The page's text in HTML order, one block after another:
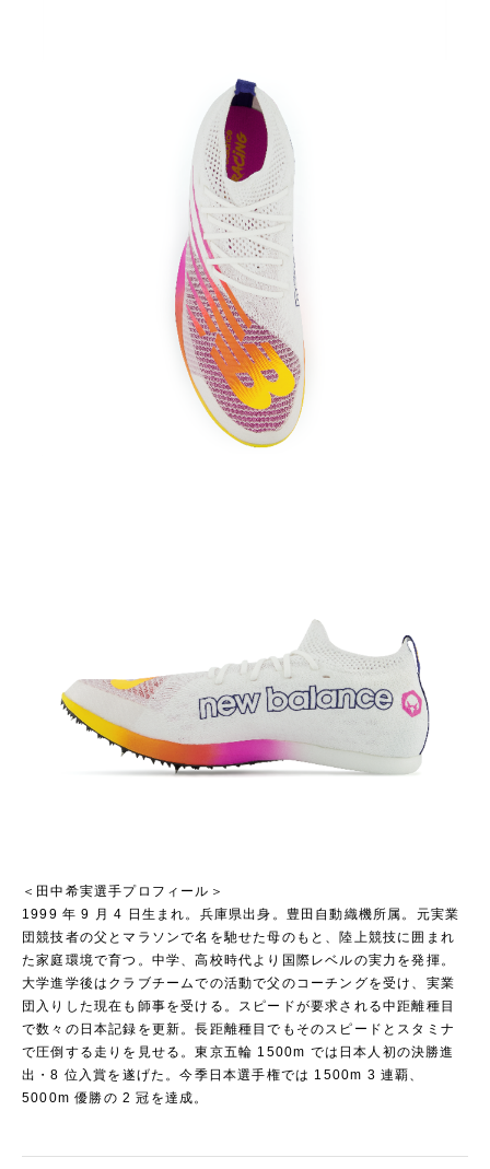
＜田中希実選手プロフィール＞
1999 年 9 月 4 日生まれ。兵庫県出身。豊田自動織機所属。元実業
団競技者の父とマラソンで名を馳せた母のもと、陸上競技に囲まれ
た家庭環境で育つ。中学、高校時代より国際レベルの実力を発揮。
大学進学後はクラブチームでの活動で父のコーチングを受け、実業
団入りした現在も師事を受ける。スピードが要求される中距離種目
で数々の日本記録を更新。長距離種目でもそのスピードとスタミナ
で圧倒する走りを見せる。東京五輪 1500m では日本人初の決勝進
出・8 位入賞を遂げた。今季日本選手権では 1500m 3 連覇、
5000m 優勝の 2 冠を達成。